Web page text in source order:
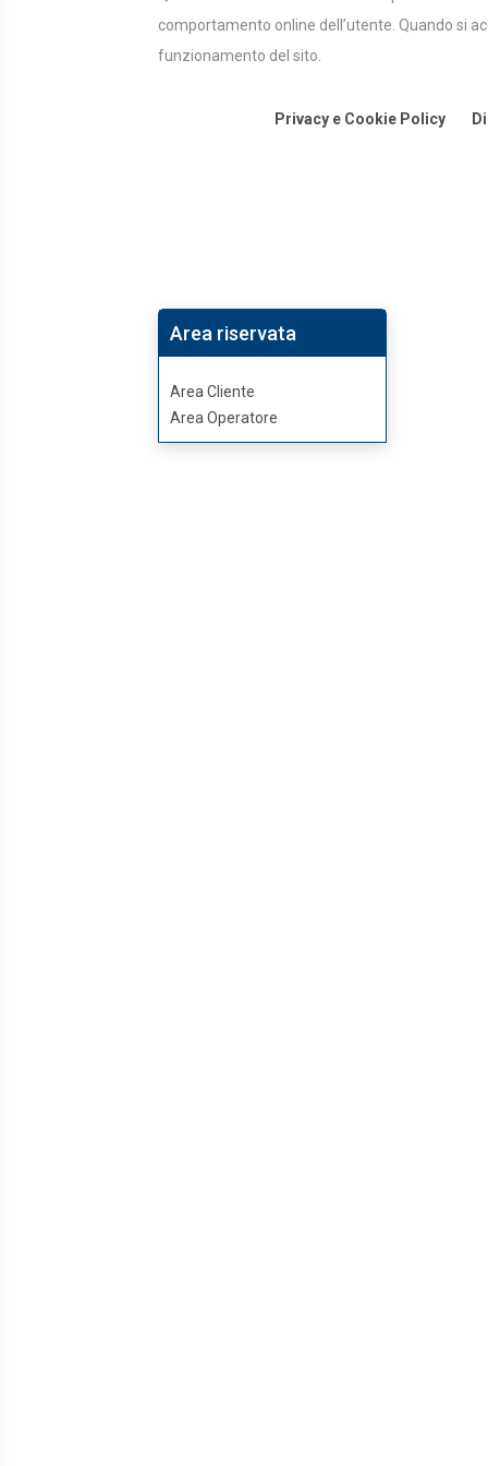
comportamento online dell’utente. Quando si
funzionamento del sito.
Privacy e Cookie Policy
Area riservata
Area Cliente
Area Operatore